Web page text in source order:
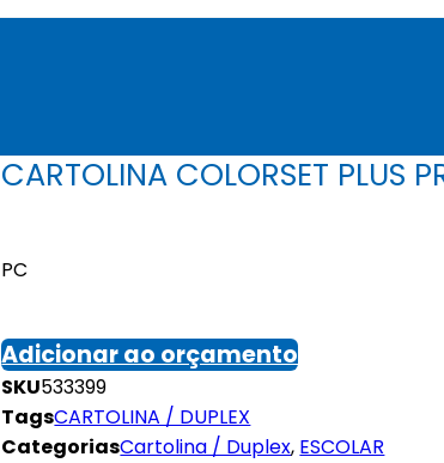
CARTOLINA COLORSET PLUS
PC
Adicionar ao orçamento
SKU533399
TagsCARTOLINA / DUPLEX
CategoriasCartolina / Duplex, ESCOLAR